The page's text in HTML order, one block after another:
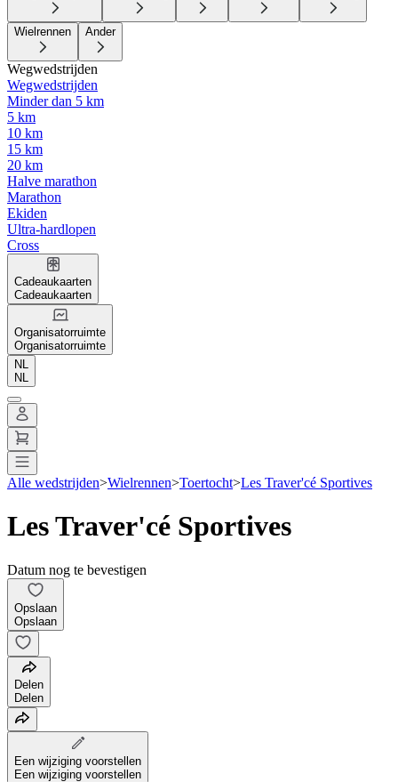
Wielrennen Ander
Wegwedstrijden
Wegwedstrijden
Minder dan 5 km
5 km
10 km
15 km
20 km
Halve marathon
Marathon
Ekiden
Ultra-hardlopen
Cross
Cadeaukaarten
Cadeaukaarten
Organisatorruimte
Organisatorruimte
NL
NL
Alle wedstrijden>Wielrennen>Toertocht>Les Traver'cé Sportives
Les Traver'cé Sportives
Datum nog te bevestigen
Opslaan
Opslaan
Delen
Delen
Een wijziging voorstellen
Een wijziging voorstellen